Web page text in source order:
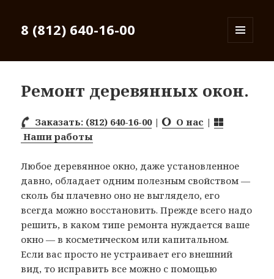
8 (812) 640-16-00
Ремонт деревянных окон.
Заказать: (812) 640-16-00| О нас |
Наши работы
Любое деревянное окно, даже установленное
давно, обладает одним полезным свойством —
сколь бы плачевно оно не выглядело, его
всегда можно восстановить. Прежде всего надо
решить, в каком типе ремонта нуждается ваше
окно — в косметическом или капитальном.
Если вас просто не устраивает его внешний
вид, то исправить все можно с помощью